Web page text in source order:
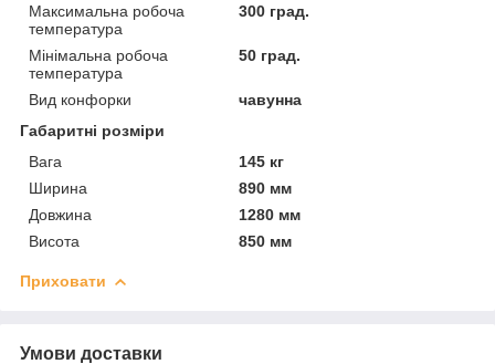
Максимальна робоча
температура
300 град.
Мінімальна робоча
температура
50 град.
Вид конфорки
чавунна
Габаритні розміри
Вага
145 кг
Ширина
890 мм
Довжина
1280 мм
Висота
850 мм
Приховати
Умови доставки